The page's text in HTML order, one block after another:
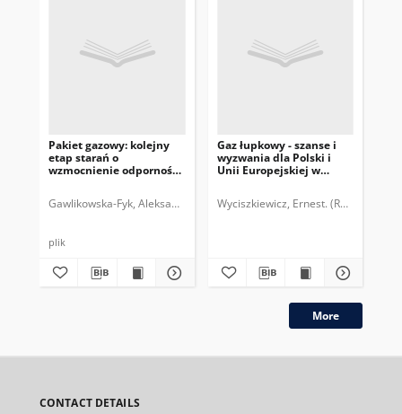
Pakiet gazowy: kolejny
etap starań o
wzmocnienie odporności
Gawlikowska-Fyk, Aleksandra.
Gruszczyński, Witold. Nowak, Zuzanna.
plik
Gaz łupkowy - szanse i
wyzwania dla Polski i
Unii Europejskiej w
międzynarodowego
Wyciszkiewicz, Ernest. (Redaktor)
More
CONTACT DETAILS